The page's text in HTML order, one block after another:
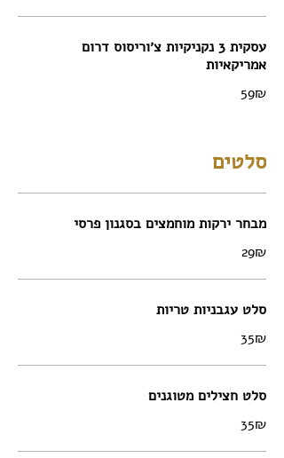
עסקית 3 נקניקיות צ׳וריסוס דרום
אמריקאיות
‏59 ‏₪
סלטים
מבחר ירקות מוחמצים בסגנון פרסי
‏29 ‏₪
סלט עגבניות טריות
‏35 ‏₪
סלט חצילים מטוגנים
‏35 ‏₪